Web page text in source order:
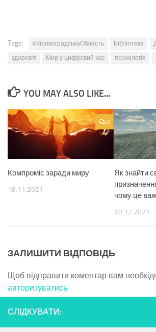
Tags: #КіровоградськаОбласть Бібліотека
здоров'я
Мир у цифровий час психологія
YOU MAY ALSO LIKE...
0
Компроміс заради миру
18.11.2021
Як знайти
чому це
10.12.2021
ЗАЛИШИТИ ВІДПОВІДЬ
Щоб відправити коментар вам
авторизуватись.
СЛІДКУВАТИ: